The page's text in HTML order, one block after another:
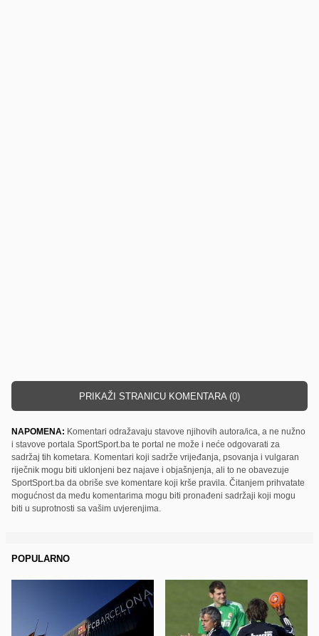
PRIKAŽI STRANICU KOMENTARA (0)
NAPOMENA: Komentari odražavaju stavove njihovih autora/ica, a ne nužno
i stavove portala SportSport.ba te portal ne može i neće odgovarati za
sadržaj tih kometara. Komentari koji sadrže vrijeđanja, psovanja i vulgaran
riječnik mogu biti uklonjeni bez najave i objašnjenja, ali to ne obavezuje
SportSport.ba da obriše sve komentare koji krše pravila. Čitanjem prihvatate
mogućnost da među komentarima mogu biti pronađeni sadržaji koji mogu
biti u suprotnosti sa vašim uvjerenjima.
POPULARNO